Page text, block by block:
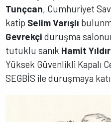
Tunçcan, Cumhuriyet
katip Selim Varışlı
Gevrekçi duruşma
tutuklu sanık Hamit
Yüksek Güvenlikli Kapalı
SEGBİS ile duruşmaya